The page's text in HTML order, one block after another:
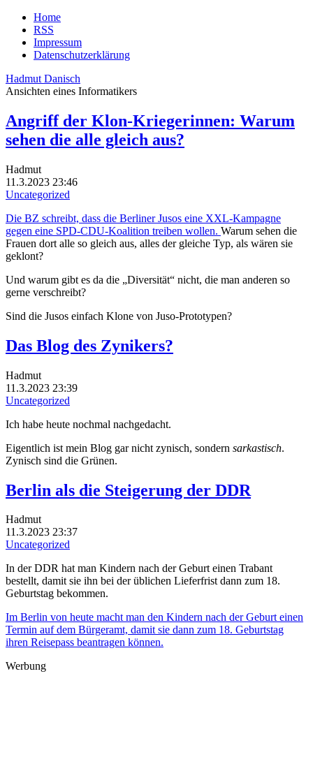
Home
RSS
Impressum
Datenschutzerklärung
Hadmut Danisch
Ansichten eines Informatikers
Angriff der Klon-Kriegerinnen: Warum
sehen die alle gleich aus?
Hadmut
11.3.2023 23:46
Uncategorized
Die BZ schreibt, dass die Berliner Jusos eine XXL-Kampagne
gegen eine SPD-CDU-Koalition treiben wollen. Warum sehen die
Frauen dort alle so gleich aus, alles der gleiche Typ, als wären sie
geklont?
Und warum gibt es da die „Diversität“ nicht, die man anderen so
gerne verschreibt?
Sind die Jusos einfach Klone von Juso-Prototypen?
Das Blog des Zynikers?
Hadmut
11.3.2023 23:39
Uncategorized
Ich habe heute nochmal nachgedacht.
Eigentlich ist mein Blog gar nicht zynisch, sondern sarkastisch.
Zynisch sind die Grünen.
Berlin als die Steigerung der DDR
Hadmut
11.3.2023 23:37
Uncategorized
In der DDR hat man Kindern nach der Geburt einen Trabant
bestellt, damit sie ihn bei der üblichen Lieferfrist dann zum 18.
Geburtstag bekommen.
Im Berlin von heute macht man den Kindern nach der Geburt einen
Termin auf dem Bürgeramt, damit sie dann zum 18. Geburtstag
ihren Reisepass beantragen können.
Werbung